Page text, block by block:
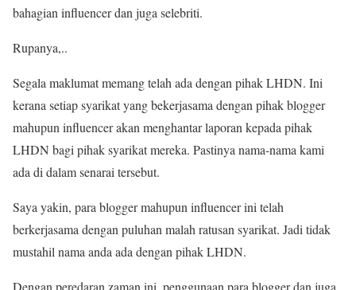
bahagian influencer dan juga selebriti.
Rupanya,..
Segala maklumat memang telah ada dengan pihak LHDN. Ini
kerana setiap syarikat yang bekerjasama dengan pihak blogger
mahupun influencer akan menghantar laporan kepada pihak
LHDN bagi pihak syarikat mereka. Pastinya nama-nama kami
ada di dalam senarai tersebut.
Saya yakin, para blogger mahupun influencer ini telah
berkerjasama dengan puluhan malah ratusan syarikat. Jadi tidak
mustahil nama anda ada dengan pihak LHDN.